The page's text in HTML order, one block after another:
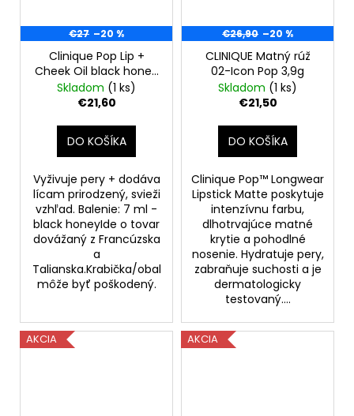
€27 –20 %
Clinique Pop Lip +
Cheek Oil black honey
7 ml
Skladom (1 ks)
€21,60
DO KOŠÍKA
Vyživuje pery + dodáva
lícam prirodzený, svieži
vzhľad. Balenie: 7 ml -
black honeyIde o tovar
dovážaný z Francúzska
a
Talianska.Krabička/obal
môže byť poškodený.
€26,90 –20 %
CLINIQUE Matný rúž
02-Icon Pop 3,9g
Skladom (1 ks)
€21,50
DO KOŠÍKA
Clinique Pop™ Longwear
Lipstick Matte poskytuje
intenzívnu farbu,
dlhotrvajúce matné
krytie a pohodlné
nosenie. Hydratuje pery,
zabraňuje suchosti a je
dermatologicky
testovaný....
AKCIA AKCIA